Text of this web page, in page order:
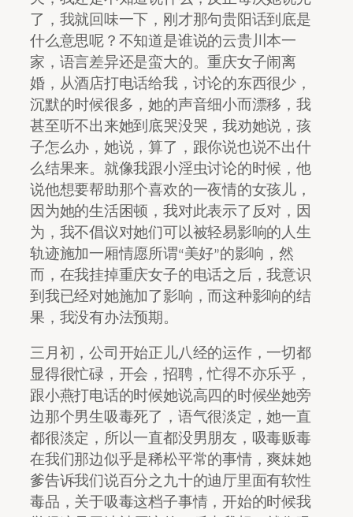
了，我就回味一下，刚才那句贵阳话到底是
什么意思呢？不知道是谁说的云贵川本一
家，语言差异还是蛮大的。重庆女子闹离
婚，从酒店打电话给我，讨论的东西很少，
沉默的时候很多，她的声音细小而漂移，我
甚至听不出来她到底哭没哭，我劝她说，孩
子怎么办，她说，算了，跟你说也说不出什
么结果来。就像我跟小淫虫讨论的时候，他
说他想要帮助那个喜欢的一夜情的女孩儿，
因为她的生活困顿，我对此表示了反对，因
为，我不倡议对她们可以被轻易影响的人生
轨迹施加一厢情愿所谓“美好”的影响，然
而，在我挂掉重庆女子的电话之后，我意识
到我已经对她施加了影响，而这种影响的结
果，我没有办法预期。
三月初，公司开始正儿八经的运作，一切都
显得很忙碌，开会，招聘，忙得不亦乐乎，
跟小燕打电话的时候她说高四的时候坐她旁
边那个男生吸毒死了，语气很淡定，她一直
都很淡定，所以一直都没男朋友，吸毒贩毒
在我们那边似乎是稀松平常的事情，爽妹她
爹告诉我们说百分之九十的迪厅里面有软性
毒品，关于吸毒这档子事情，开始的时候我